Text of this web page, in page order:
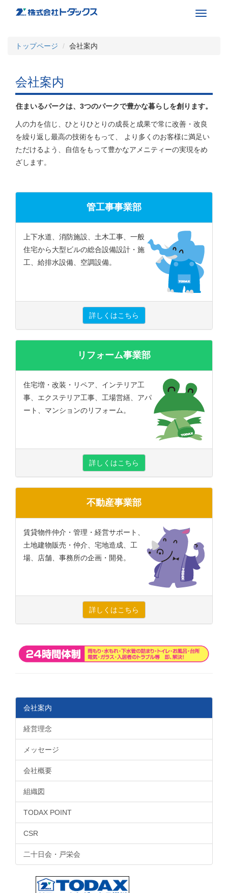
Toggle
トップページ 会社案内
会社案内
住まいるパークは、3つのパークで豊かな暮らしを創ります。
人の力を信じ、ひとりひとりの成長と成果で常に改善・改良
を繰り返し最高の技術をもって、 より多くのお客様に満足い
ただけるよう、自信をもって豊かなアメニティーの実現をめ
ざします。
管工事事業部
上下水道、消防施設、土木工事、一般
住宅から大型ビルの総合設備設計・施
工、給排水設備、空調設備。
詳しくはこちら
リフォーム事業部
住宅増・改装・リペア、インテリア工
事、エクステリア工事、工場営繕、アパ
ート、マンションのリフォーム。
詳しくはこちら
不動産事業部
賃貸物件仲介・管理・経営サポート、
土地建物販売・仲介、宅地造成、工
場、店舗、事務所の企画・開発。
詳しくはこちら
会社案内
経営理念
メッセージ
会社概要
組織図
TODAX POINT
CSR
二十日会・戸栄会